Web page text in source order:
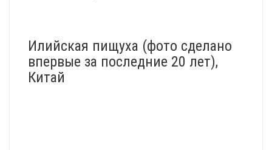
Илийская пищуха (фото сделано
впервые за последние 20 лет),
Китай